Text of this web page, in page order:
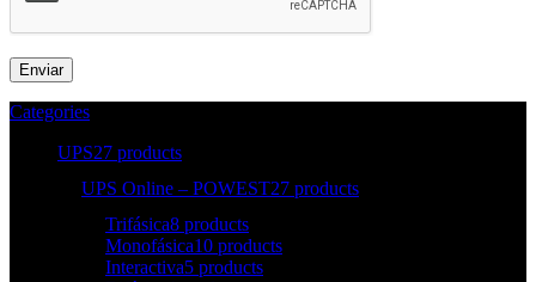
Categories
UPS27 products
UPS Online – POWEST27 products
Trifásica8 products
Monofásica10 products
Interactiva5 products